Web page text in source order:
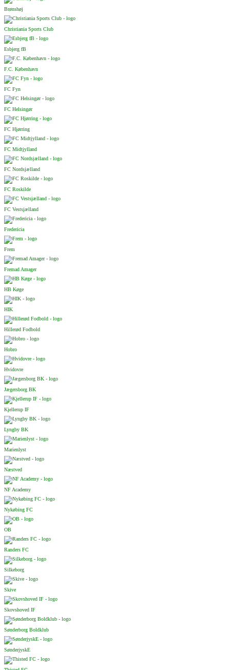
Brønshøj
Christiania Sports Club
Esbjerg fB
F.C. København
FC Fyn
FC Helsingør
FC Hjørring
FC Midtjylland
FC Nordsjælland
FC Roskilde
FC Vestsjælland
Fredericia
Frem
Fremad Amager
HB Køge
HIK
Hillerød Fodbold
Hobro
Hvidovre
Jægersborg BK
Kjellerup IF
Lyngby BK
Marienlyst
Næstved
NF Academy
Nykøbing FC
OB
Randers FC
Silkeborg
Skive
Skovshoved IF
Sønderborg Boldklub
SønderjyskE